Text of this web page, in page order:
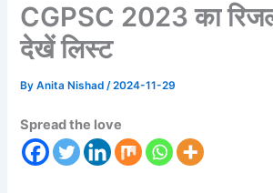
CGPSC 2023 का
देखें लिस्ट
ByAnita Nishad/2024-11-29
Spread the love